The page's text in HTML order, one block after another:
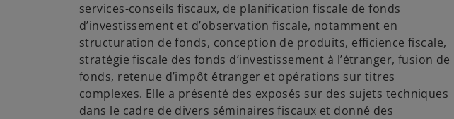
services-conseils fiscaux, de planification fiscale de fonds
d’investissement et d’observation fiscale, notamment en
structuration de fonds, conception de produits, efficience fiscale,
stratégie fiscale des fonds d’investissement à l’étranger, fusion de
fonds, retenue d’impôt étranger et opérations sur titres
complexes. Elle a présenté des exposés sur des sujets techniques
dans le cadre de divers séminaires fiscaux et donné des